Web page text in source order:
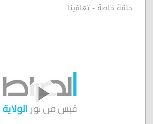
حلقة خاصة - تعافينا